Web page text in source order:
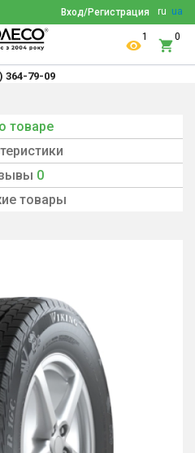
ru ua
Вход/Регистрация
1 0
364-79-09
товаре
0
товары